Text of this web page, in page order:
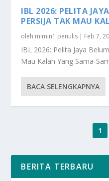
IBL 2026: PELITA
PERSIJA TAK MAU
oleh mimin1 penulis | Feb 7,
IBL 2026: Pelita Jaya
Mau Kalah Yang Sama-
BACA SELENGKAPNYA
1
BERITA TERBARU